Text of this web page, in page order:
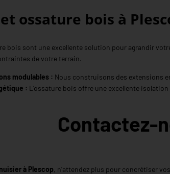
ossature bois à
bois sont une excellente solution pour agrandir
de votre terrain.
modulables : Nous construisons des extensions
: L’ossature bois offre une excellente
Contactez-
à Plescop, n'attendez plus pour concrétiser